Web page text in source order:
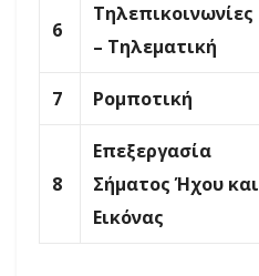
6
Τηλεπικοινωνίες
– Τηλεματική
7 Ρομποτική
8
Επεξεργασία
Σήματος Ήχου και
Εικόνας